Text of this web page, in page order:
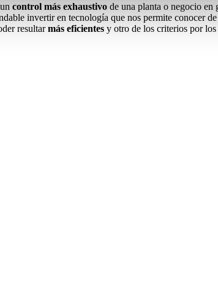
control más exhaustivo de una planta o negocio en
invertir en tecnología que nos permite conocer
resultarmás eficientes y otro de los criterios por